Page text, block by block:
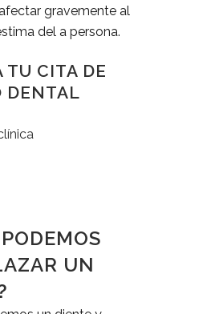
gravemente al
del a persona.
TU CITA DE
DENTAL
UN